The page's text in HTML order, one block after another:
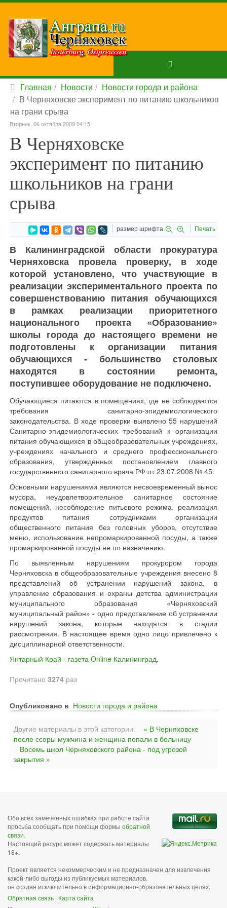
Главная Новости
Новости города и района
В Черняховске эксперимент по питанию школьников
на грани срыва
Вторник, 06 октября 2009 04:15
В Черняховске
эксперимент по питанию
школьников на грани
срыва
размер шрифта Печать
В Калининградской области прокуратура
Черняховска провела проверку, в ходе
которой установлено, что участвующие в
реализации экспериментального проекта по
совершенствованию питания обучающихся
в рамках реализации приоритетного
национального проекта «Образование»
школы города до настоящего времени не
подготовлены к организации питания
обучающихся - большинство столовых
находятся в состоянии ремонта,
поступившее оборудование не подключено.
Обучающиеся питаются в помещениях, где не соблюдаются
требования санитарно-эпидемиологического
законодательства. В ходе проверки выявлено 55 нарушений
Санитарно-эпидемиологических требований к организации
питания обучающихся в общеобразовательных учреждениях,
учреждениях начального и среднего профессионального
образования, утвержденных постановлением главного
государственного санитарного врача РФ от 23.07.2008 № 45.
Основными нарушениями являются несвоевременный вынос
мусора, неудовлетворительное санитарное состояние
помещений, несоблюдение питьевого режима, реализация
продуктов питания сотрудниками организации
общественного питания без головных уборов, отсутствие
меню, использование непромаркированной посуды, а также
промаркированной посуды не по назначению.
По выявленным нарушениям прокурором города
Черняховска в общеобразовательные учреждения внесено 8
представлений об устранении нарушений закона, в
управление образования и охраны детства администрации
муниципального образования «Черняховский
муниципальный район» - одно представление об устранении
нарушений закона, которые находятся в стадии
рассмотрения. В настоящее время одно лицо привлечено к
дисциплинарной ответственности.
Янтарный Край - газета Online Калининград.
Прочитано 3274 раз
Опубликовано в Новости города и района
Другие материалы в этой категории:
« В Черняховске
после ссоры мужчина и женщина попали в больницу
Восемь школ Черняховского района - под угрозой
закрытия »
Обо всех замеченных ошибках при работе сайта
просьба сообщать при помощи формы обратной
связи.
Настоящий ресурс может содержать материалы
18+.
Проект является некоммерческим и не предназначен для извлечения
какой-либо выгоды из публикуемых материалов,
он создан исключительно в информационно-образовательных целях.
Обратная связь | Карта сайта